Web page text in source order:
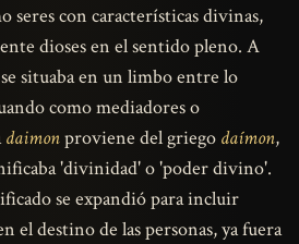
seres con características divinas,
dioses en el sentido pleno. A
situaba en un limbo entre lo
como mediadores o
daimonproviene del griego daímon,
'divinidad' o 'poder divino'.
se expandió para incluir
el destino de las personas, ya fuera